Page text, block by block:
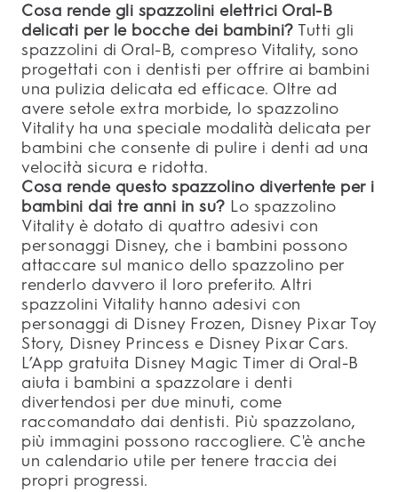
Cosa rende gli spazzolini elettrici Oral-B
delicati per le bocche dei bambini? Tutti gli
spazzolini di Oral-B, compreso Vitality, sono
progettati con i dentisti per offrire ai bambini
una pulizia delicata ed efficace. Oltre ad
avere setole extra morbide, lo spazzolino
Vitality ha una speciale modalità delicata per
bambini che consente di pulire i denti ad una
velocità sicura e ridotta.
Cosa rende questo spazzolino divertente per i
bambini dai tre anni in su? Lo spazzolino
Vitality è dotato di quattro adesivi con
personaggi Disney, che i bambini possono
attaccare sul manico dello spazzolino per
renderlo davvero il loro preferito. Altri
spazzolini Vitality hanno adesivi con
personaggi di Disney Frozen, Disney Pixar Toy
Story, Disney Princess e Disney Pixar Cars.
L’App gratuita Disney Magic Timer di Oral-B
aiuta i bambini a spazzolare i denti
divertendosi per due minuti, come
raccomandato dai dentisti. Più spazzolano,
più immagini possono raccogliere. C'è anche
un calendario utile per tenere traccia dei
propri progressi.